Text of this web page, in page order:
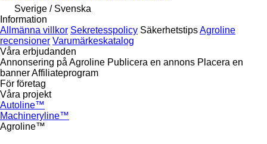
Sverige / Svenska
Information
Allmänna villkor Sekretesspolicy SäkerhetstipsAgroline
recensioner Varumärkeskatalog
Våra erbjudanden
Annonsering på Agroline Publicera en annons Placera en
bannerAffiliateprogram
För företag
Våra projekt
Autoline™
Machineryline™
Agroline™